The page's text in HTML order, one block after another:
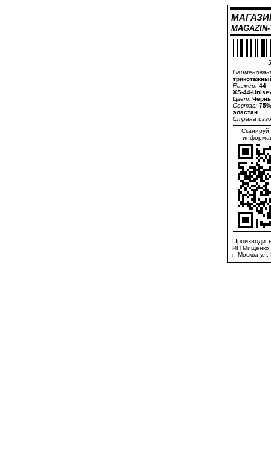
Размер: 44
XS-44-
Цвет:
Состав:
эластан
Страна
Сканируй
ИП Мищенко
г. Москва